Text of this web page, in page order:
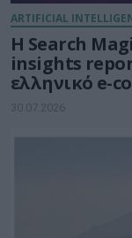
ARTIFICIAL
Η Search
insights
ελληνικό e-
30.07.2026